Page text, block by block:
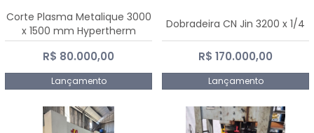
Corte Plasma Metalique 3000
x 1500 mm Hypertherm
Powermax 45 xp
R$ 80.000,00
Lançamento
Dobradeira CN Jin 3200 x 1/4
R$ 170.000,00
Lançamento